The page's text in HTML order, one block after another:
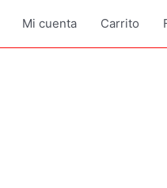
Mi cuenta Carrito